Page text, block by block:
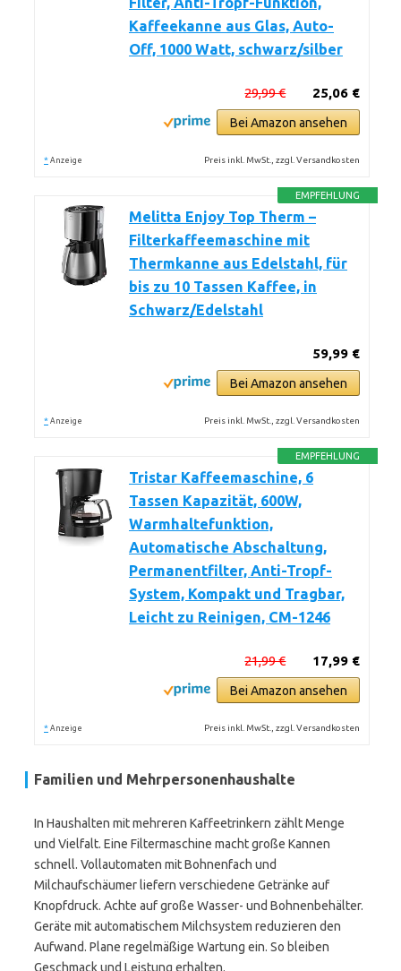
Kaffeekanne aus Glas, Auto-
Off, 1000 Watt, schwarz/silber
25,06 €
29,99 €
Bei Amazon ansehen
* Anzeige Preis inkl. MwSt., zzgl. Versandkosten
EMPFEHLUNG
Melitta Enjoy Top Therm –
Filterkaffeemaschine mit
Thermkanne aus Edelstahl, für
bis zu 10 Tassen Kaffee, in
Schwarz/Edelstahl
59,99 €
Bei Amazon ansehen
* Anzeige Preis inkl. MwSt., zzgl. Versandkosten
EMPFEHLUNG
Tristar Kaffeemaschine, 6
Tassen Kapazität, 600W,
Warmhaltefunktion,
Automatische Abschaltung,
Permanentfilter, Anti-Tropf-
System, Kompakt und Tragbar,
Leicht zu Reinigen, CM-1246
17,99 €
21,99 €
Bei Amazon ansehen
* Anzeige Preis inkl. MwSt., zzgl. Versandkosten
Familien und Mehrpersonenhaushalte
In Haushalten mit mehreren Kaffeetrinkern zählt Menge
und Vielfalt. Eine Filtermaschine macht große Kannen
schnell. Vollautomaten mit Bohnenfach und
Milchaufschäumer liefern verschiedene Getränke auf
Knopfdruck. Achte auf große Wasser- und Bohnenbehälter.
Geräte mit automatischem Milchsystem reduzieren den
Aufwand. Plane regelmäßige Wartung ein. So bleiben
Geschmack und Leistung erhalten.